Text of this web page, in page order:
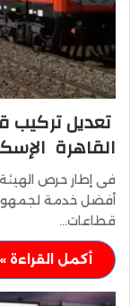
القاهرة
فى إطار حرص
أفضل خدمة لجمهور
قطاعات…
أكمل القراءة »